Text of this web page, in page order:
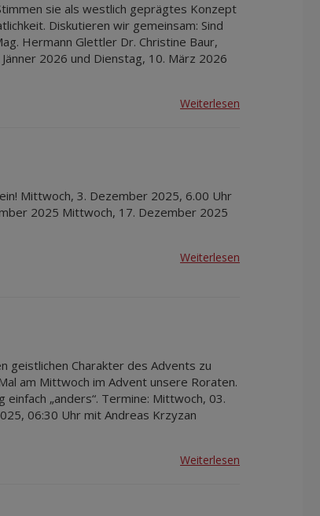
sie als westlich geprägtes Konzept
Diskutieren wir gemeinsam: Sind
Hermann Glettler Dr. Christine Baur,
2026 und Dienstag, 10. März 2026
Weiterlesen
Mittwoch, 3. Dezember 2025, 6.00 Uhr
2025 Mittwoch, 17. Dezember 2025
Weiterlesen
geistlichen Charakter des Advents zu
am Mittwoch im Advent unsere Roraten.
„anders“. Termine: Mittwoch, 03.
06:30 Uhr mit Andreas Krzyzan
Weiterlesen